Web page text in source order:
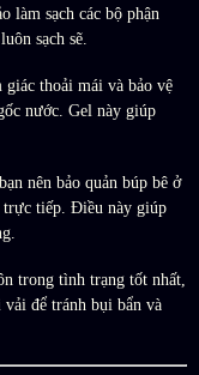
làm sạch các bộ phận
sạch sẽ.
giác thoải mái và bảo vệ
nước. Gel này giúp
nên bảo quản búp bê ở
trực tiếp. Điều này giúp
trong tình trạng tốt nhất,
để tránh bụi bẩn và